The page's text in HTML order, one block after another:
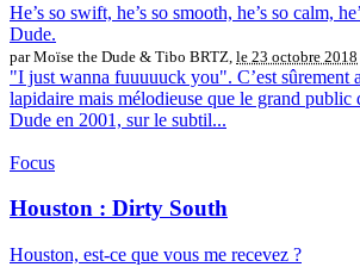
He’s so swift, he’s so smooth, he’s so calm,
Dude.
par Moïse the Dude & Tibo BRTZ, le 23 octobre 2018
"I just wanna fuuuuuck you". C’est sûrement
lapidaire mais mélodieuse que le grand
Dude en 2001, sur le subtil...
Focus
Houston : Dirty South
Houston, est-ce que vous me recevez ?